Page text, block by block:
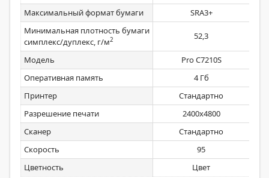
Максимальный формат бумаги
SRA3+
Минимальная плотность бумаги
симплекс/дуплекс, г/м2 52,3
Модель
Pro C7210S
Оперативная память
4 Гб
Принтер
Стандартно
Разрешение печати
2400x4800
Сканер
Стандартно
Скорость
95
Цветность
Цвет